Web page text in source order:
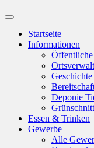
Suchfeld
ein-/ausblenden
Startseite
Informationen
Geschichte
Deponie
Essen & Trinken
Gewerbe
Alle